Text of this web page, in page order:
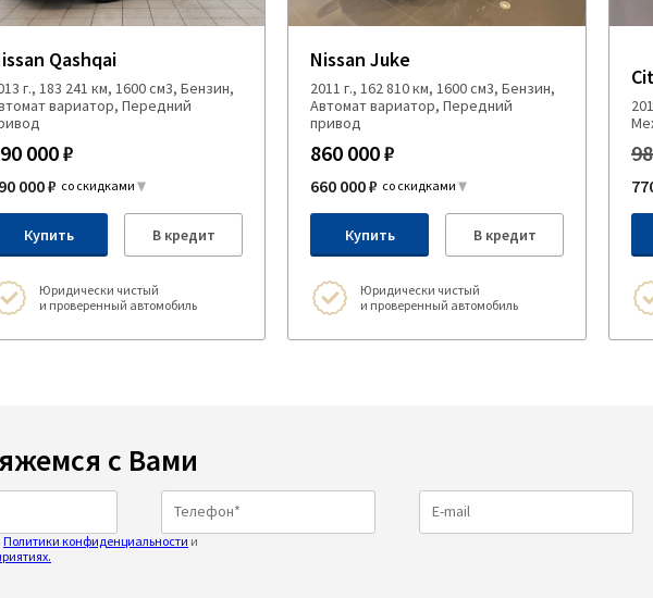
Qashqai
г., 183 241 км, 1600 см3, Бензин,
вариатор, Передний
000 ₽
000 ₽ со скидками
Купить В кредит
Юридически чистый
и проверенный автомобиль
Nissan Juke
2011 г., 162 810 км, 1600 см3, Бензин,
Автомат вариатор, Передний
привод
860 000 ₽
660 000 ₽ со скидками
Купить В кредит
Юридически чистый
и проверенный автомобиль
с Вами
Политики конфиденциальности и